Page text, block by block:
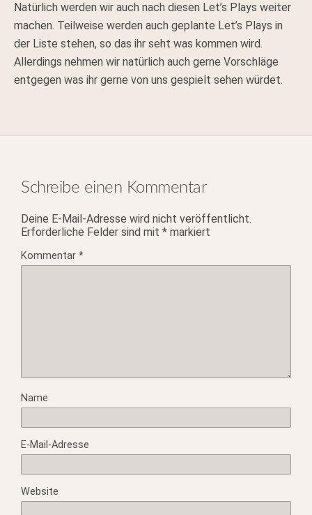
Natürlich werden wir auch nach diesen Let’s Plays weiter
machen. Teilweise werden auch geplante Let’s Plays in
der Liste stehen, so das ihr seht was kommen wird.
Allerdings nehmen wir natürlich auch gerne Vorschläge
entgegen was ihr gerne von uns gespielt sehen würdet.
Schreibe einen Kommentar
Deine E-Mail-Adresse wird nicht veröffentlicht.
Erforderliche Felder sind mit * markiert
Kommentar *
Name
E-Mail-Adresse
Website